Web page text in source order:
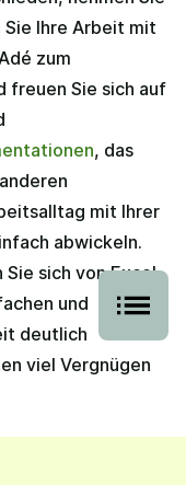
Sie Ihre Arbeit mit
zum
freuen Sie sich auf
, das
mit Ihrer
abwickeln.
Sie sich von Excel
und
deutlich
viel Vergnügen